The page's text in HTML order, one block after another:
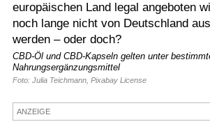
Termine
Kostenlos
europäischen Land legal angeboten
noch lange nicht von Deutschland
werden – oder doch?
CBD-Öl und CBD-Kapseln gelten unter
Nahrungsergänzungsmittel
Foto: Julia Teichmann, Pixabay License
ANZEIGE